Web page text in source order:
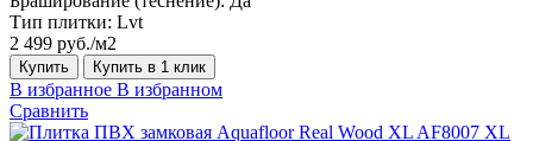
Тип плитки: Lvt
2 499 руб./м2
Купить Купить в 1 клик
В избранное В избранном
Сравнить